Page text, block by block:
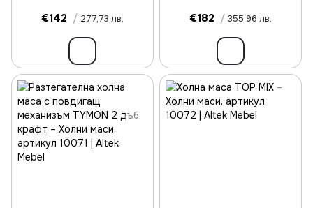
€142 / 277,73 лв. €182 / 355,96 лв.